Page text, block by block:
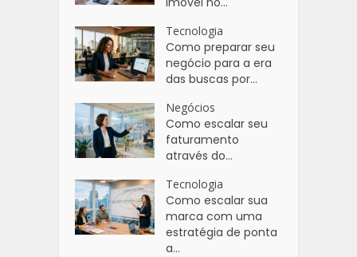
Tecnologia
Como preparar seu
negócio para a era
das buscas por...
Negócios
Como escalar seu
faturamento
através do...
Tecnologia
Como escalar sua
marca com uma
estratégia de ponta
a...